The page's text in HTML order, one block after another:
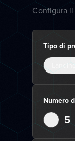
Configura
Tipo di
Numero
5